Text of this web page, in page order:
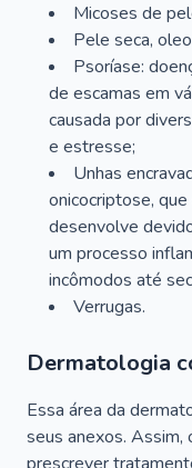
Micoses de
Pele seca,
Psoríase:
de escamas em
causada por
e estresse;
Unhas
onicocriptose,
desenvolve
um processo
incômodos até
Verrugas.
Dermatologia
Essa área da
seus anexos.